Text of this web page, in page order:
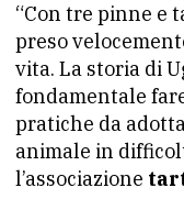
“Con tre pinne e
preso
vita. La storia di
fondamentale
pratiche da
animale in
l’associazione